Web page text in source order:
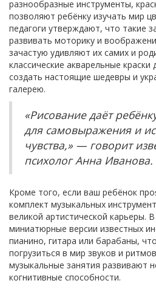
разнообразные инструменты,
позволяют ребёнку изучать мир
педагоги утверждают, что такие
развивать моторику и
зачастую удивляют их самих и
классические акварельные
создать настоящие шедевры и
галерею.
«Рисование даёт
для самовыражения и
чувства,» — говорит
психолог Анна Иванова.
Кроме того, если ваш ребёнок
комплект музыкальных
великой артистической карьеры.
миниатюрные версии известных
пианино, гитара или барабаны,
погрузиться в мир звуков и
музыкальные занятия развивают
когнитивные способности.